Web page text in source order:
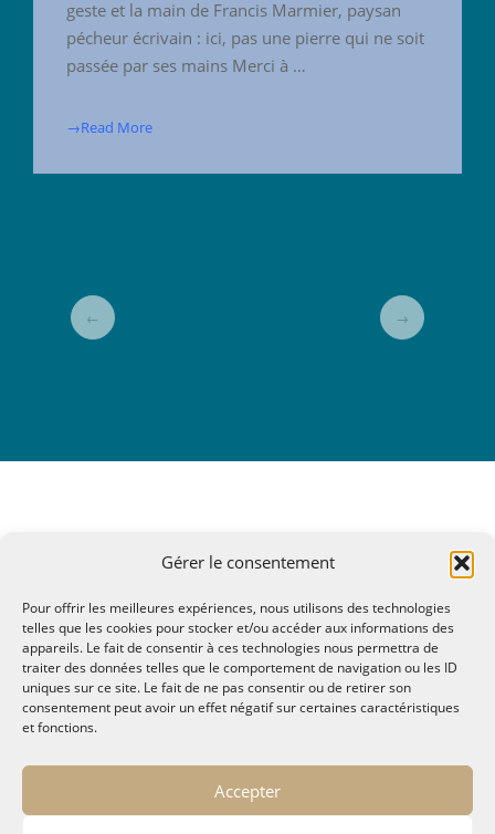
Gérer le consentement
Pour offrir les meilleures expériences, nous utilisons des technologies
telles que les cookies pour stocker et/ou accéder aux informations des
appareils. Le fait de consentir à ces technologies nous permettra de
traiter des données telles que le comportement de navigation ou les ID
uniques sur ce site. Le fait de ne pas consentir ou de retirer son
consentement peut avoir un effet négatif sur certaines caractéristiques
et fonctions.
Accepter
geste et la main de Francis Marmier, paysan
pécheur écrivain : ici, pas une pierre qui ne soit
passée par ses mains Merci à …
→Read More
← →
© MALTAE, Mémoire A Lire, Territoire A l'Ecoute / 1995-
2025
32, chemin Saint Lazare - Hyères 83400